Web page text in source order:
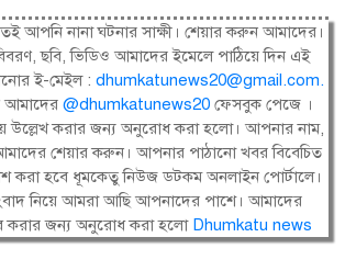
আপনি নানা ঘটনার সাক্ষী। শেয়ার করুন আমাদের।
ছবি, ভিডিও আমাদের ইমেলে পাঠিয়ে দিন এই
ই-মেইল : dhumkatunews20@gmail.com.
আমাদের@dhumkatunews20 ফেসবুক পেজে ।
উল্লেখ করার জন্য অনুরোধ করা হলো। আপনার নাম,
শেয়ার করুন। আপনার পাঠানো খবর বিবেচিত
করা হবে ধূমকেতু নিউজ ডটকম অনলাইন পোর্টালে।
নিয়ে আমরা আছি আপনাদের পাশে। আমাদের
করার জন্য অনুরোধ করা হলো Dhumkatu news